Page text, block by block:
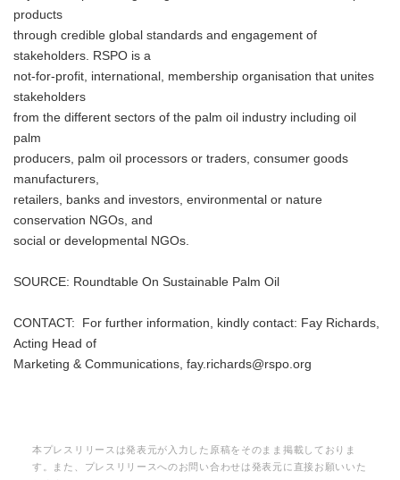
products
through credible global standards and engagement of
stakeholders. RSPO is a
not-for-profit, international, membership organisation that unites
stakeholders
from the different sectors of the palm oil industry including oil
palm
producers, palm oil processors or traders, consumer goods
manufacturers,
retailers, banks and investors, environmental or nature
conservation NGOs, and
social or developmental NGOs.
SOURCE: Roundtable On Sustainable Palm Oil
CONTACT: For further information, kindly contact: Fay Richards,
Acting Head of
Marketing & Communications, fay.richards@rspo.org
本プレスリリースは発表元が入力した原稿をそのまま掲載しておりま
す。また、プレスリリースへのお問い合わせは発表元に直接お願いいた